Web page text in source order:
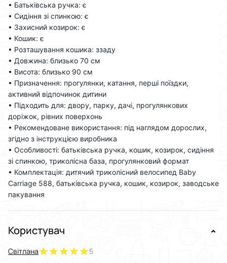
• Батьківська ручка: є
• Сидіння зі спинкою: є
• Захисний козирок: є
• Кошик: є
• Розташування кошика: ззаду
• Довжина: близько 70 см
• Висота: близько 90 см
• Призначення: прогулянки, катання, перші поїздки,
активний відпочинок дитини
• Підходить для: двору, парку, дачі, прогулянкових
доріжок, рівних поверхонь
• Рекомендоване використання: під наглядом дорослих,
згідно з інструкцією виробника
• Особливості: батьківська ручка, кошик, козирок, сидіння
зі спинкою, триколісна база, прогулянковий формат
• Комплектація: дитячий триколісний велосипед Baby
Carriage 588, батьківська ручка, кошик, козирок, заводське
пакування
Користувач
Світлана 5